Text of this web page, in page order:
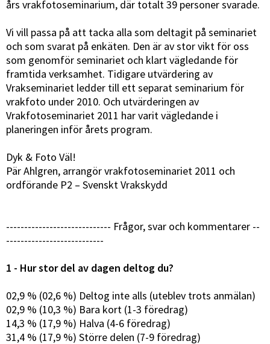
års vrakfotoseminarium, där totalt 39 personer svarade.
Vi vill passa på att tacka alla som deltagit på seminariet
och som svarat på enkäten. Den är av stor vikt för oss
som genomför seminariet och klart vägledande för
framtida verksamhet. Tidigare utvärdering av
Vrakseminariet ledder till ett separat seminarium för
vrakfoto under 2010. Och utvärderingen av
Vrakfotoseminariet 2011 har varit vägledande i
planeringen inför årets program.
Dyk & Foto Väl!
Pär Ahlgren, arrangör vrakfotoseminariet 2011 och
ordförande P2 – Svenskt Vrakskydd
----------------------------- Frågor, svar och kommentarer --
---------------------------
1 - Hur stor del av dagen deltog du?
02,9 % (02,6 %) Deltog inte alls (uteblev trots anmälan)
02,9 % (10,3 %) Bara kort (1-3 föredrag)
14,3 % (17,9 %) Halva (4-6 föredrag)
31,4 % (17,9 %) Större delen (7-9 föredrag)